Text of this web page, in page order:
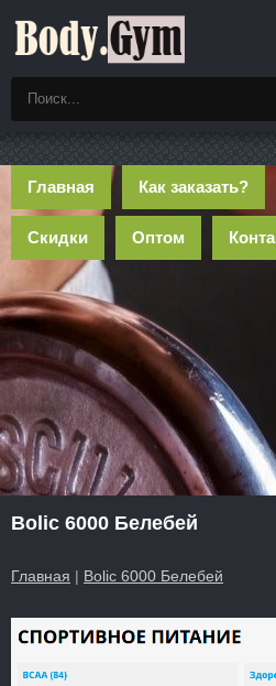
Главная Как заказать?
Скидки Оптом
Bolic 6000 Белебей
Главная | Bolic 6000 Белебей